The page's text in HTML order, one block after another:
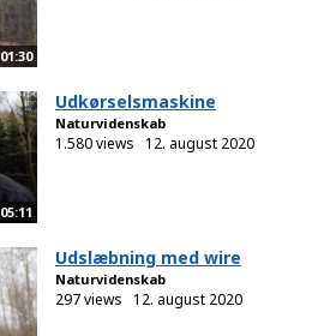
01:30
05:11
Udkørselsmaskine
Naturvidenskab
1.580 views 12. august 2020
Udslæbning med wire
Naturvidenskab
297 views 12. august 2020